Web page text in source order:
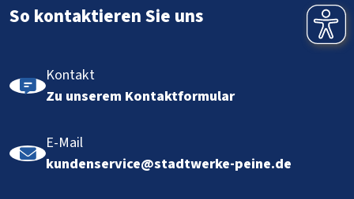
So kontaktieren Sie uns
Kontakt
Zu unserem Kontaktformular
E-Mail
kundenservice@stadtwerke-peine.de